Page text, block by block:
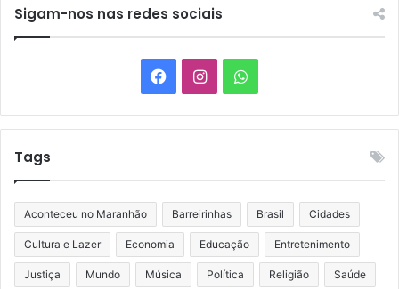
Sigam-nos nas redes sociais
FacebookInstagramWhatsApp
Tags
Aconteceu no Maranhão Barreirinhas Brasil Cidades
Cultura e Lazer Economia Educação Entretenimento
Justiça Mundo Música Política Religião Saúde